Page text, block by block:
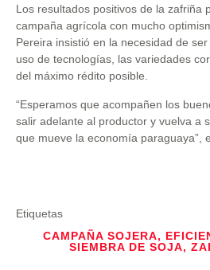
Los resultados positivos de la zafriña
campaña agrícola con mucho
Pereira insistió en la necesidad de
uso de tecnologías, las variedades
del máximo rédito posible.
“Esperamos que acompañen los
salir adelante al productor y vuelva a
que mueve la economía paraguaya”,
Etiquetas
CAMPAÑA SOJERA,
SIEMBRA DE SOJA,